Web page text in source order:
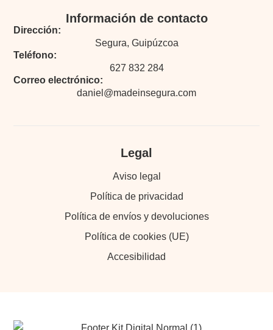
Información de contacto
Dirección:
Segura, Guipúzcoa
Teléfono:
627 832 284
Correo electrónico:
daniel@madeinsegura.com
Legal
Aviso legal
Política de privacidad
Política de envíos y devoluciones
Política de cookies (UE)
Accesibilidad